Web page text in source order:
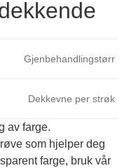
Gjenbehandlingstørr
Dekkevne per strøk
av farge.
som hjelper deg
farge, bruk vår